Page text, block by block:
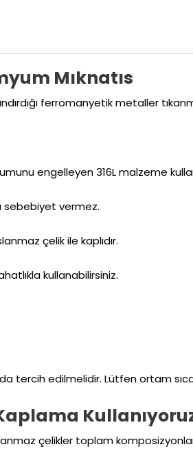
Mıknatıs
ferromanyetik metaller
engelleyen 316L malzeme
sebebiyet vermez.
çelik ile kaplıdır.
kullanabilirsiniz.
tercih edilmelidir. Lütfen ortam
çelikler toplam